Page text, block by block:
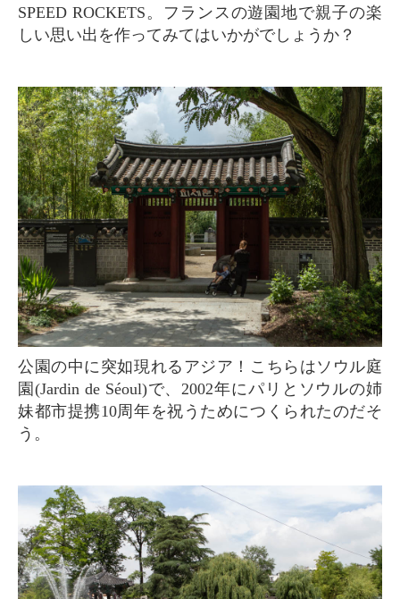
SPEED ROCKETS。フランスの遊園地で親子の楽
しい思い出を作ってみてはいかがでしょうか？
公園の中に突如現れるアジア！こちらはソウル庭
園(Jardin de Séoul)で、2002年にパリとソウルの姉
妹都市提携10周年を祝うためにつくられたのだそ
う。